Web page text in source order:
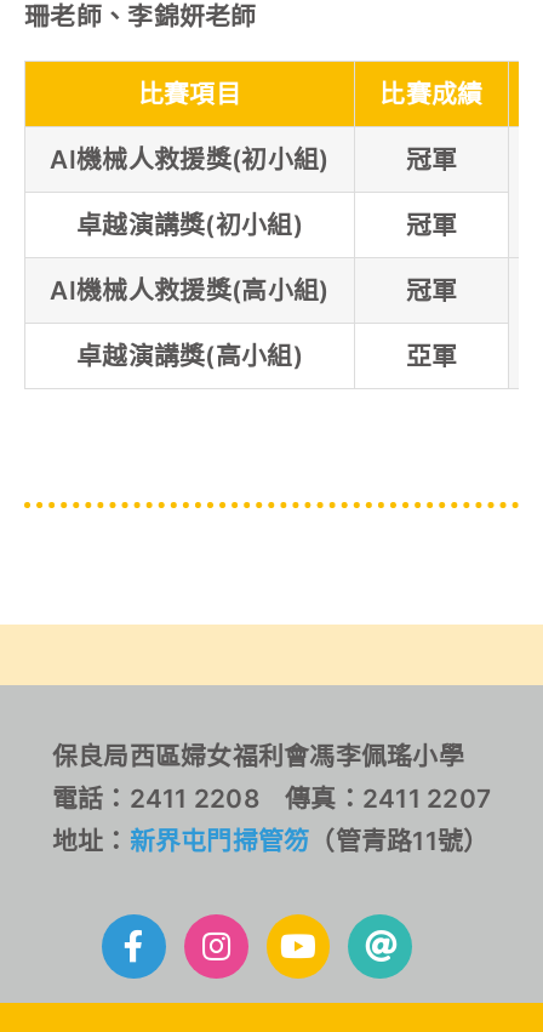
珊老師、李錦妍老師
比賽項目 比賽成績
AI機械人救援獎(初小組) 冠軍
卓越演講獎(初小組) 冠軍
AI機械人救援獎(高小組) 冠軍
卓越演講獎(高小組) 亞軍
保良局西區婦女福利會馮李佩瑤小學
電話：2411 2208 傳真：2411 2207
地址： 新界屯門掃管笏 （管青路11號）